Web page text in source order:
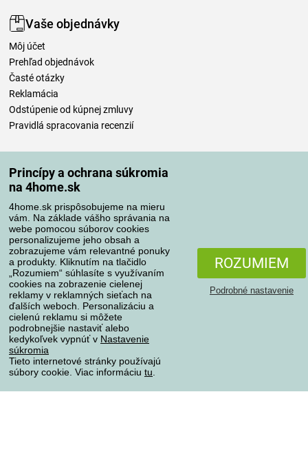
Princípy a ochrana súkromia
na 4home.sk
4home.sk prispôsobujeme na mieru
vám. Na základe vášho správania na
webe pomocou súborov cookies
personalizujeme jeho obsah a
zobrazujeme vám relevantné ponuky
a produkty. Kliknutím na tlačidlo
„Rozumiem“ súhlasíte s využívaním
cookies na zobrazenie cielenej
reklamy v reklamných sieťach na
ďalších weboch. Personalizáciu a
cielenú reklamu si môžete
podrobnejšie nastaviť alebo
kedykoľvek vypnúť v Nastavenie
súkromia
Tieto internetové stránky používajú
súbory cookie. Viac informáciu tu
ROZUMIEM
Podrobné nastavenie
Vaše objednávky
Môj účet
Prehľad objednávok
Časté otázky
Reklamácia
Odstúpenie od kúpnej zmluvy
Pravidlá spracovania recenzií
Spôsoby platby
Spoľahlivý obchod